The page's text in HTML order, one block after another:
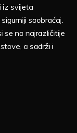
iz svijeta
saobraćaj.
se na najrazličitije
a sadrži i